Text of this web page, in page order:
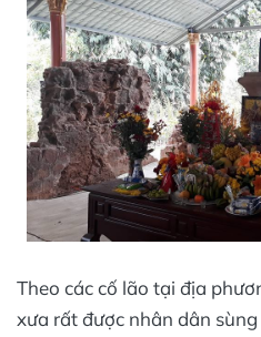
Theo các cố lão tại địa
xưa rất được nhân dân